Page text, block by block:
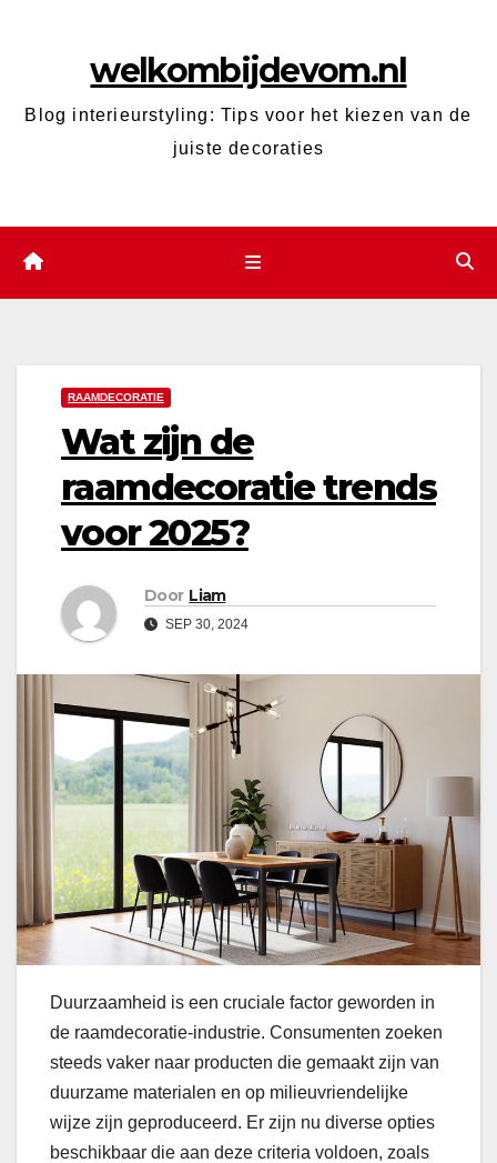
inhoud
welkombijdevom.nl
Blog interieurstyling: Tips voor het kiezen van de
juiste decoraties
RAAMDECORATIE
Wat zijn de
raamdecoratie trends
voor 2025?
Door Liam
SEP 30, 2024
Duurzaamheid is een cruciale factor geworden in
de raamdecoratie-industrie. Consumenten zoeken
steeds vaker naar producten die gemaakt zijn van
duurzame materialen en op milieuvriendelijke
wijze zijn geproduceerd. Er zijn nu diverse opties
beschikbaar die aan deze criteria voldoen, zoals